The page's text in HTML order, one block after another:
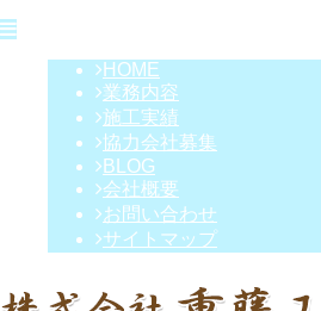
HOME
業務内容
施工実績
協力会社募集
BLOG
会社概要
お問い合わせ
サイトマップ